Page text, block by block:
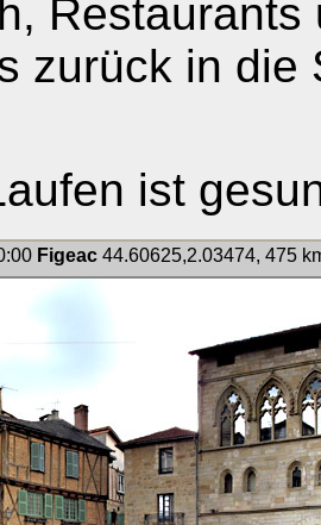
zurück in die
ist
Figeac44.60625,2.03474, 475